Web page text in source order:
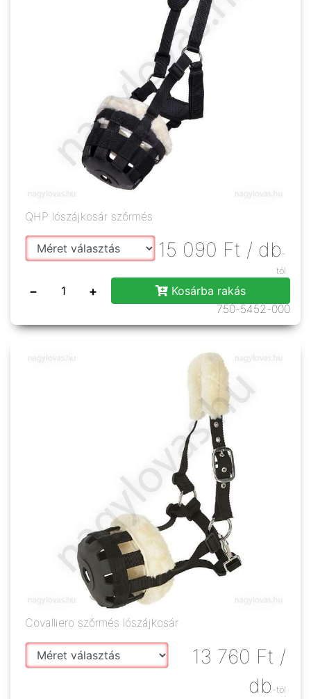
QHP lószájkosár szőrmés
15 090 Ft / db -
tól
− +
Kosárba rakás
750-5452-000
Covalliero szőrmés lószájkosár
13 760 Ft /
db -tól